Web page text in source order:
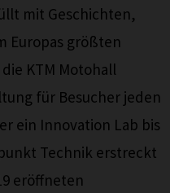
mit Geschichten,
Europas größten
KTM Motohall
für Besucher jeden
ein Innovation Lab bis
Technik erstreckt
eröffneten